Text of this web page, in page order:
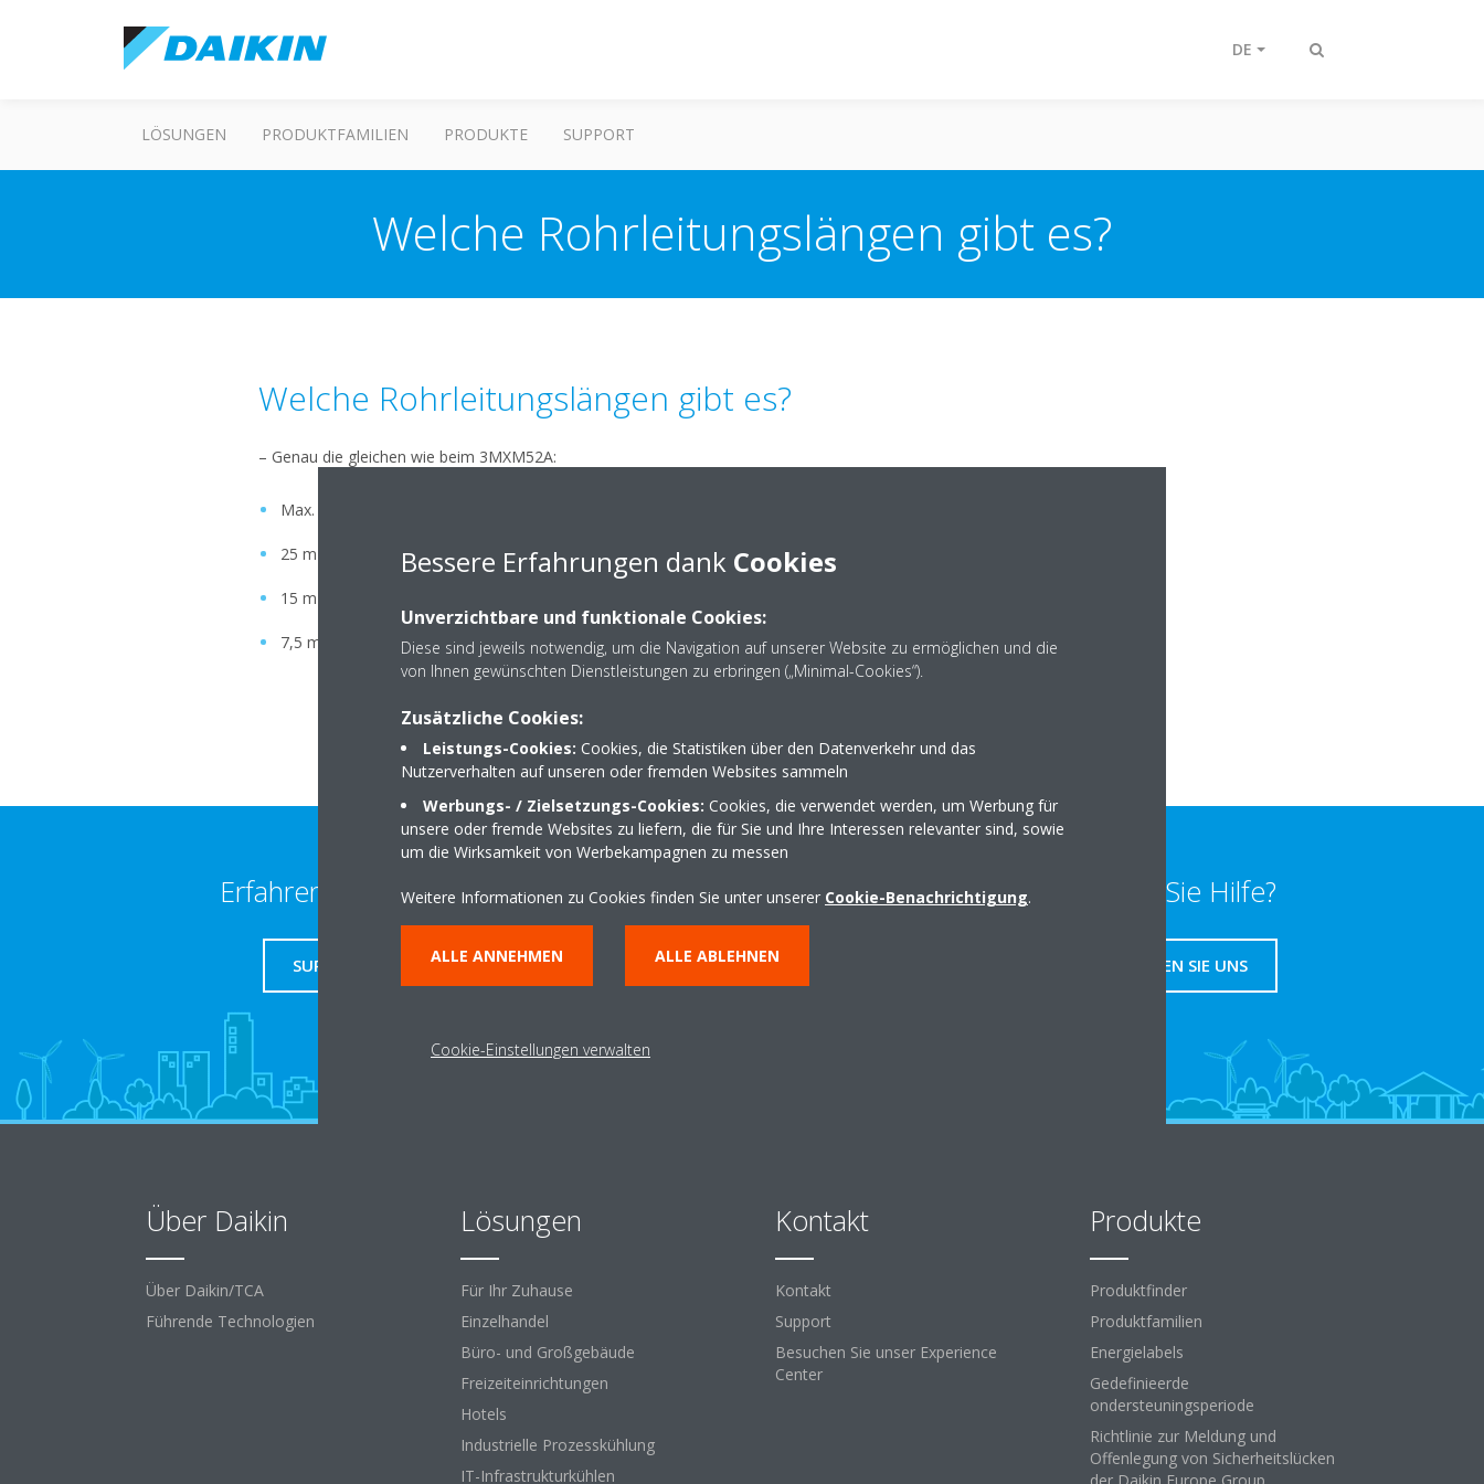
Suche
DE
LÖSUNGEN PRODUKTFAMILIEN PRODUKTE SUPPORT
Welche Rohrleitungslängen gibt es?
Welche Rohrleitungslängen gibt es?
– Genau die gleichen wie beim 3MXM52A:
Max. Gesamtleitungslänge 50 m
25 m Abstand von außen nach innen (der Warmwasserspeicher zählt als Innenraum)
15 m maximaler Abstand von außen nach innen
7,5 m maximaler Abstand zwischen den Innengeräten
Erfahren Sie mehr
SUPPORT
Benötigen Sie Hilfe?
KONTAKTIEREN SIE UNS
Über Daikin
Über Daikin/TCA
Führende Technologien
Lösungen
Für Ihr Zuhause
Einzelhandel
Büro- und Großgebäude
Freizeiteinrichtungen
Hotels
Industrielle Prozesskühlung
IT-Infrastrukturkühlen
Kontakt
Kontakt
Support
Besuchen Sie unser Experience
Center
Produkte
Produktfinder
Produktfamilien
Energielabels
Gedefinieerde
ondersteuningsperiode
Richtlinie zur Meldung und
Offenlegung von Sicherheitslücken
Bessere Erfahrungen dank Cookies
Unverzichtbare und funktionale Cookies:
Diese sind jeweils notwendig, um die Navigation auf unserer Website zu ermöglichen und die
von Ihnen gewünschten Dienstleistungen zu erbringen („Minimal-Cookies“).
Zusätzliche Cookies:
Leistungs-Cookies: Cookies, die Statistiken über den Datenverkehr und das
Nutzerverhalten auf unseren oder fremden Websites sammeln
Werbungs- / Zielsetzungs-Cookies: Cookies, die verwendet werden, um Werbung für
unsere oder fremde Websites zu liefern, die für Sie und Ihre Interessen relevanter sind, sowie
um die Wirksamkeit von Werbekampagnen zu messen
Weitere Informationen zu Cookies finden Sie unter unserer Cookie-Benachrichtigung.
ALLE ANNEHMEN ALLE ABLEHNEN
Cookie-Einstellungen verwalten